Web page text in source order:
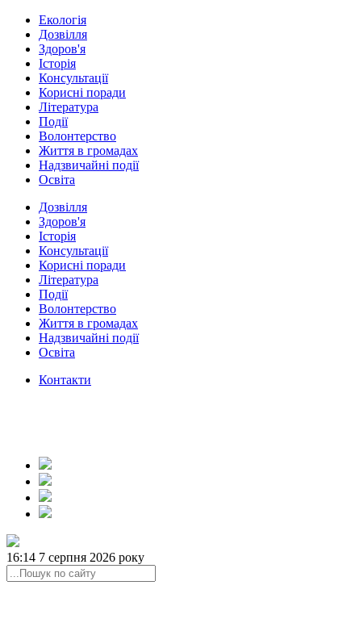
Екологія
Дозвілля
Здоров'я
Історія
Консультації
Корисні поради
Література
Події
Волонтерство
Життя в громадах
Надзвичайні події
Освіта
Дозвілля
Здоров'я
Історія
Консультації
Корисні поради
Література
Події
Волонтерство
Життя в громадах
Надзвичайні події
Освіта
Контакти
16:14 7 серпня 2026 року